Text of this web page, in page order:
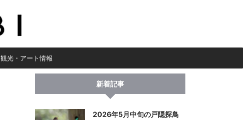
観光・アート情報
新着記事
2026年5月中旬の戸隠探鳥